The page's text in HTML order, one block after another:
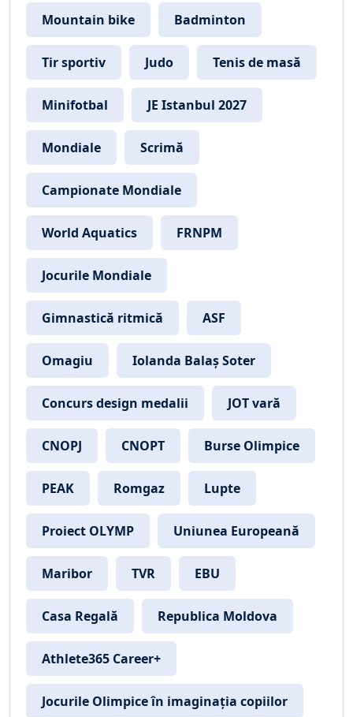
Mountain bike Badminton
Tir sportiv Judo Tenis de masă
Minifotbal JE Istanbul 2027
Mondiale Scrimă
Campionate Mondiale
World Aquatics FRNPM
Jocurile Mondiale
Gimnastică ritmică ASF
Omagiu Iolanda Balaș Soter
Concurs design medalii JOT vară
CNOPJ CNOPT Burse Olimpice
PEAK Romgaz Lupte
Proiect OLYMP Uniunea Europeană
Maribor TVR EBU
Casa Regală Republica Moldova
Athlete365 Career+
Jocurile Olimpice în imaginația copiilor